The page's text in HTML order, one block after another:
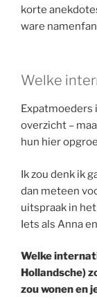
korte
ware
Welke
Expatmoeders
overzicht –
hun hier
Ik zou denk ik
dan meteen
uitspraak in
Iets als Anna
Welke
Hollandsche)
zou wonen en